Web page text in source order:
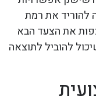
להוריד את רמת
את הצעד הבא
להוביל לתוצאה